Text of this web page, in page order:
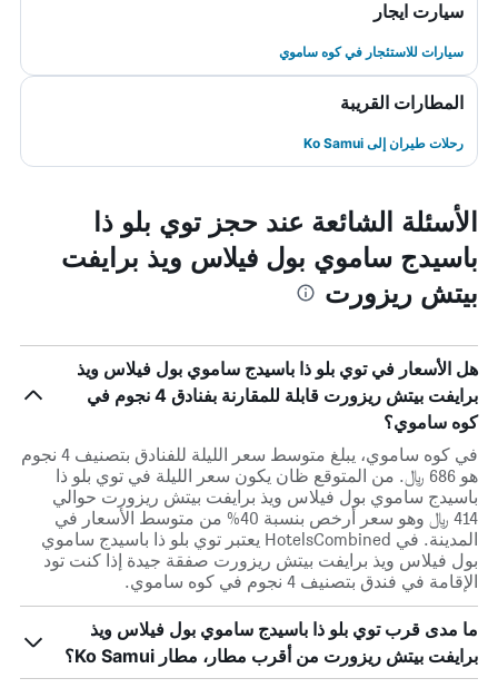
سيارت ايجار
سيارات للاستئجار في كوه ساموي
المطارات القريبة
رحلات طيران إلى Ko Samui
الأسئلة الشائعة عند حجز توي بلو ذا
باسيدج ساموي بول فيلاس ويذ برايفت
بيتش ريزورت
هل الأسعار في توي بلو ذا باسيدج ساموي بول فيلاس ويذ
برايفت بيتش ريزورت قابلة للمقارنة بفنادق 4 نجوم في
كوه ساموي؟
في كوه ساموي، يبلغ متوسط ​​سعر الليلة للفنادق بتصنيف 4 نجوم
هو 686 ﷼. من المتوقع ظان يكون سعر الليلة في توي بلو ذا
باسيدج ساموي بول فيلاس ويذ برايفت بيتش ريزورت حوالي
414 ﷼ وهو سعر أرخص بنسبة 40% من متوسط الأسعار في
المدينة. في HotelsCombined يعتبر توي بلو ذا باسيدج ساموي
بول فيلاس ويذ برايفت بيتش ريزورت صفقة جيدة إذا كنت تود
الإقامة في فندق بتصنيف 4 نجوم في كوه ساموي.
ما مدى قرب توي بلو ذا باسيدج ساموي بول فيلاس ويذ
برايفت بيتش ريزورت من أقرب مطار، مطار Ko Samui؟